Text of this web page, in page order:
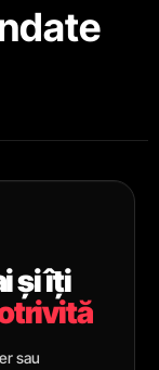
și îți
sau